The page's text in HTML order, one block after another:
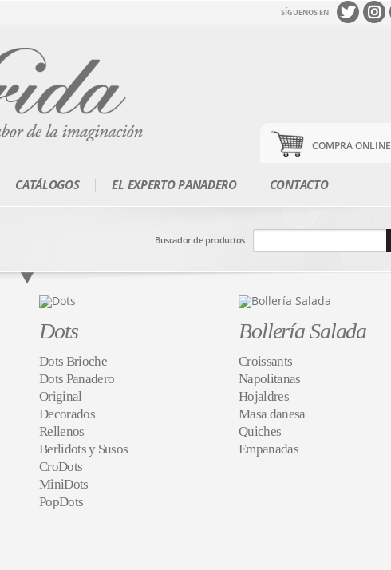
SÍGUENOS EN
COMPRA ONLINE
CATÁLOGOS EL EXPERTO PANADERO CONTACTO
Buscador de productos
Dots
Dots Brioche
Dots Panadero
Original
Decorados
Rellenos
Berlidots y Susos
CroDots
MiniDots
PopDots
Bollería Salada
Croissants
Napolitanas
Hojaldres
Masa danesa
Quiches
Empanadas